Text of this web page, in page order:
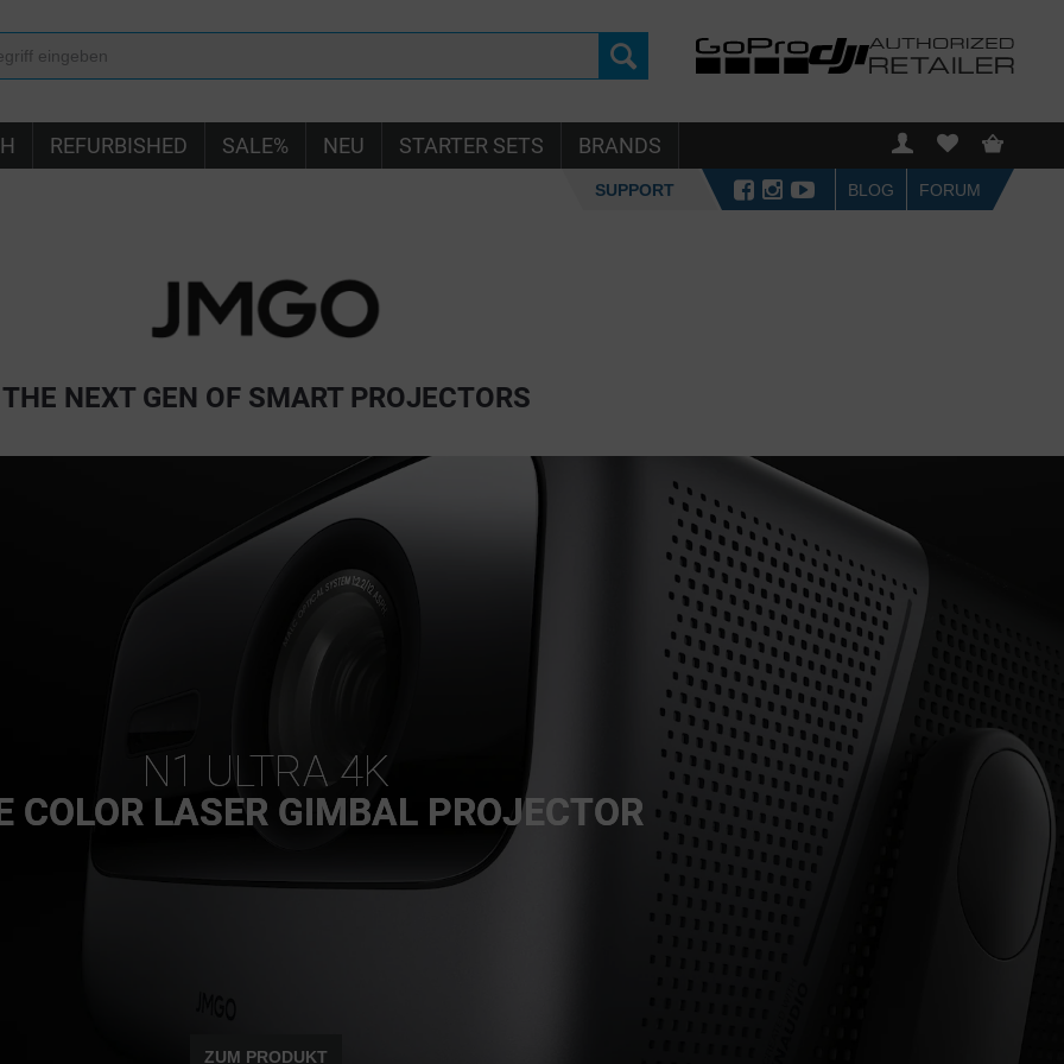
REFURBISHED SALE% NEU STARTER SETS BRANDS
SUPPORT BLOG FORUM
THE NEXT GEN OF SMART PROJECTORS
N1 ULTRA 4K
COLOR LASER GIMBAL PROJECTOR
ZUM PRODUKT